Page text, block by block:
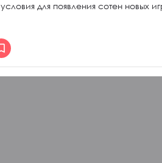
условия для появления сотен новых